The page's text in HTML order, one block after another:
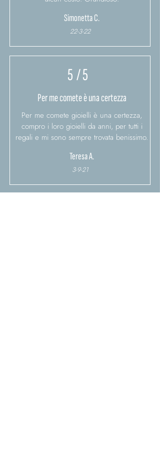
Simonetta C.
22-3-22
5/ 5
Per me comete è una certezza
Per me comete gioielli è una certezza,
compro i loro gioielli da anni, per tutti i
regali e mi sono sempre trovata benissimo.
Teresa A.
3-9-21